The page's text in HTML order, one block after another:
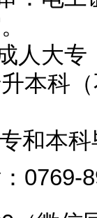
专
本科
证
： 0769-